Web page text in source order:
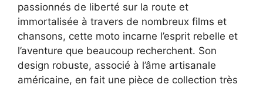
passionnés de liberté sur la route et
immortalisée à travers de nombreux films et
chansons, cette moto incarne l’esprit rebelle et
l’aventure que beaucoup recherchent. Son
design robuste, associé à l’âme artisanale
américaine, en fait une pièce de collection très